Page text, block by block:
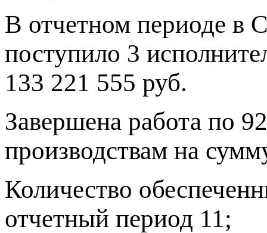
В отчетном периоде в
поступило 3
133 221 555 руб.
Завершена работа по
производствам на
Количество
отчетный период 11;